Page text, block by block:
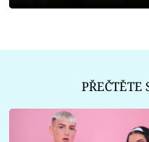
PŘEČTĚTE